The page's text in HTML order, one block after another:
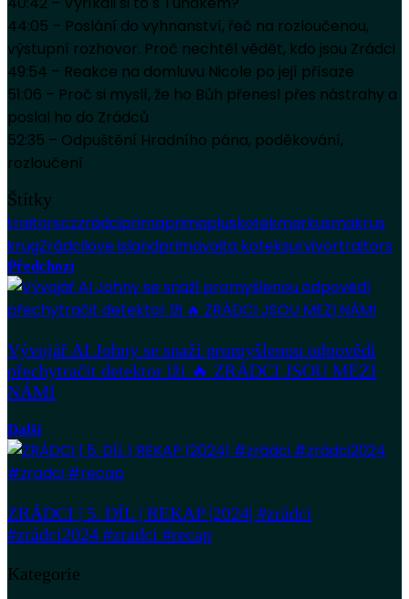
44:05 – Poslání do vyhnanství, řeč na rozloučenou,
výstupní rozhovor. Proč nechtěl vědět, kdo jsou Zrádci
49:54 – Reakce na domluvu Nicole po její přísaze
51:06 – Proč si myslí, že ho Bůh přenesl přes nástrahy a
poslal ho do Zrádců
52:35 – Odpuštění Hradního pána, poděkování,
rozloučení
Štítky
traitorsczzrádciprimaprimapluskotekmarkusmakrus
krugZrádcilove islandprimavojta koteksurvivortraitors
Předchozí
Vývojář AI Johny se snaží promyšlenou odpovědí
přechytračit detektor lži 🔥 ZRÁDCI JSOU MEZI
NÁMI
Další
ZRÁDCI | 5. DÍL | REKAP |2024| #zrádci
#zrádci2024 #zradci #recap
Kategorie